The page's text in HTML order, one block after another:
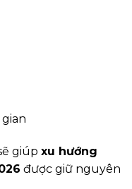
giúp xu hướng
được giữ nguyên